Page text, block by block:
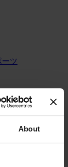
About
ツ